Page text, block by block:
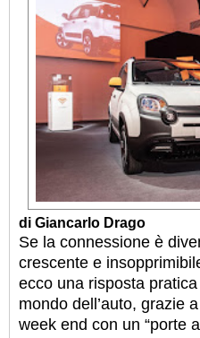
di Giancarlo Drago
Se la connessione è
crescente e
ecco una risposta
mondo dell’auto, grazie
week end con un “porte